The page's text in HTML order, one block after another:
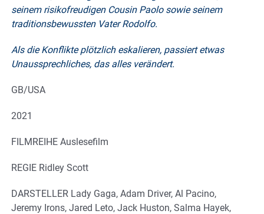
seinem risikofreudigen Cousin Paolo sowie seinem
traditionsbewussten Vater Rodolfo.
Als die Konflikte plötzlich eskalieren, passiert etwas
Unaussprechliches, das alles verändert.
GB/USA
2021
FILMREIHE Auslesefilm
REGIE Ridley Scott
DARSTELLER Lady Gaga, Adam Driver, Al Pacino,
Jeremy Irons, Jared Leto, Jack Huston, Salma Hayek,